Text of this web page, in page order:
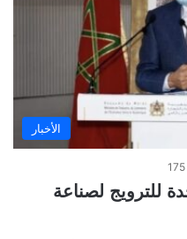
الأخبار
175
للترويج لصناعة